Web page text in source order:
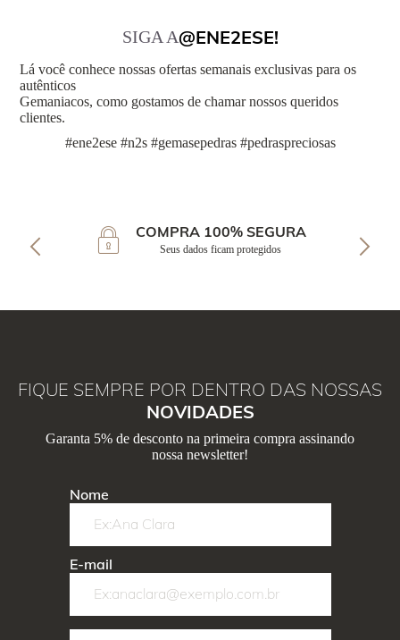
SIGA A@ENE2ESE!
Lá você conhece nossas ofertas semanais exclusivas para os
autênticos
Gemaniacos, como gostamos de chamar nossos queridos
clientes.
#ene2ese #n2s #gemasepedras #pedraspreciosas
COMPRA 100% SEGURA
Seus dados ficam protegidos
FIQUE SEMPRE POR DENTRO DAS NOSSAS
NOVIDADES
Garanta 5% de desconto na primeira compra assinando
nossa newsletter!
Nome
E-mail